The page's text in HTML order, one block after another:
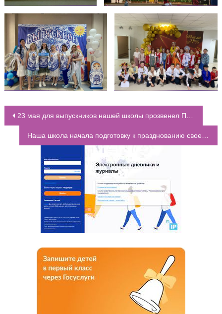
НАВИГАЦИЯ ПО ЗАПИСЯМ
23 мая для выпускников нашей школы прозвенел Последний звонок
Наша школа начала подготовку к празднованию своего первого юбилея